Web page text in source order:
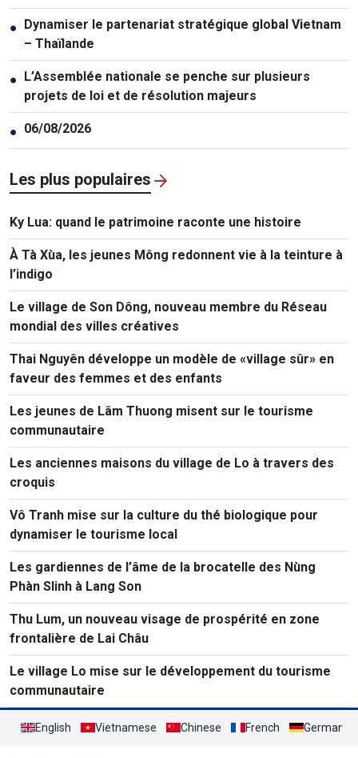
● Dynamiser le partenariat stratégique global Vietnam
– Thaïlande
● L’Assemblée nationale se penche sur plusieurs
projets de loi et de résolution majeurs
● 06/08/2026
Les plus populaires
Ky Lua: quand le patrimoine raconte une histoire
À Tà Xùa, les jeunes Mông redonnent vie à la teinture à
l’indigo
Le village de Son Dông, nouveau membre du Réseau
mondial des villes créatives
Thai Nguyên développe un modèle de «village sûr» en
faveur des femmes et des enfants
Les jeunes de Lâm Thuong misent sur le tourisme
communautaire
Les anciennes maisons du village de Lo à travers des
croquis
Vô Tranh mise sur la culture du thé biologique pour
dynamiser le tourisme local
Les gardiennes de l’âme de la brocatelle des Nùng
Phàn Slinh à Lang Son
Thu Lum, un nouveau visage de prospérité en zone
frontalière de Lai Châu
Le village Lo mise sur le développement du tourisme
communautaire
English Vietnamese Chinese French German